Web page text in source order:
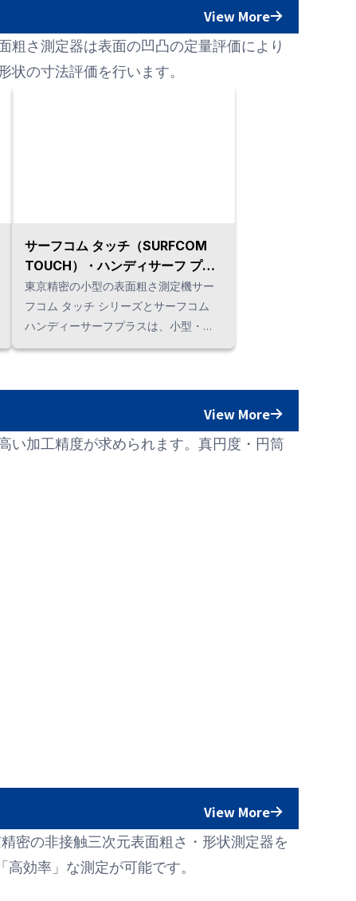
View More
粗さ測定器は表面の凹凸の定量評価により
の寸法評価を行います。
サーフコム タッチ（SURFCOM
TOUCH）・ハンディサーフ プラ
ス(HANDYSURF+)
東京精密の小型の表面粗さ測定機サー
フコム タッチ シリーズとサーフコム
ハンディーサーフプラスは、小型・軽
量なので様々な測定シーンでご使用頂
View More
い加工精度が求められます。真円度・円筒
View More
密の非接触三次元表面粗さ・形状測定器を
効率」な測定が可能です。